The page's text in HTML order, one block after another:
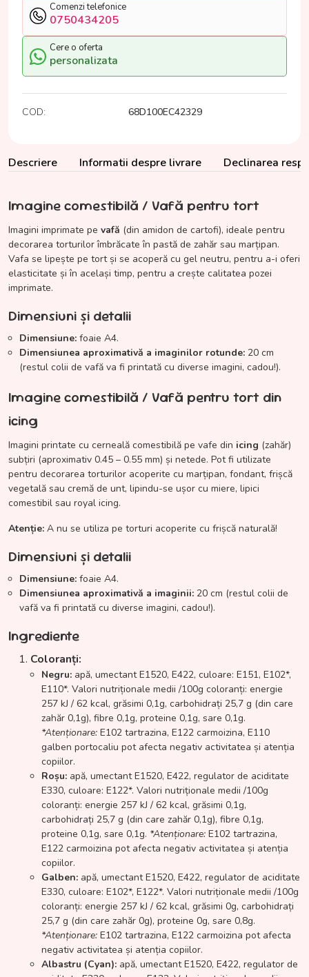
Comenzi telefonice
0750434205
Cere o oferta
personalizata
COD: 68D100EC42329
Descriere Informatii despre livrare Declinarea
Imagine comestibilă / Vafă pentru tort
Imagini imprimate pe vafă (din amidon de cartofi), ideale pentru
decorarea torturilor îmbrăcate în pastă de zahăr sau marțipan.
Vafa se lipește pe tort și se acoperă cu gel neutru, pentru a-i oferi
elasticitate și în același timp, pentru a crește calitatea pozei
imprimate.
Dimensiuni și detalii
Dimensiune: foaie A4.
Dimensiunea aproximativă a imaginilor rotunde: 20 cm
(restul colii de vafă va fi printată cu diverse imagini, cadou!).
Imagine comestibilă / Vafă pentru tort din
icing
Imagini printate cu cerneală comestibilă pe vafe din icing (zahăr)
subțiri (aproximativ 0.45 – 0.55 mm) și netede. Pot fi utilizate
pentru decorarea torturilor acoperite cu marțipan, fondant, frișcă
vegetală sau cremă de unt, lipindu-se ușor cu miere, lipici
comestibil sau royal icing.
Atenție: A nu se utiliza pe torturi acoperite cu frișcă naturală!
Dimensiuni și detalii
Dimensiune: foaie A4.
Dimensiunea aproximativă a imaginii: 20 cm (restul colii de
vafă va fi printată cu diverse imagini, cadou!).
Ingrediente
Coloranți:
Negru: apă, umectant E1520, E422, culoare: E151, E102*,
E110*. Valori nutriționale medii /100g coloranți: energie
257 kJ / 62 kcal, grăsimi 0,1g, carbohidrați 25,7 g (din care
zahăr 0,1g), fibre 0,1g, proteine 0,1g, sare 0,1g.
*Atenționare: E102 tartrazina, E122 carmoizina, E110
galben portocaliu pot afecta negativ activitatea și atenția
copiilor.
Roșu: apă, umectant E1520, E422, regulator de aciditate
E330, culoare: E122*. Valori nutriționale medii /100g
coloranți: energie 257 kJ / 62 kcal, grăsimi 0,1g,
carbohidrați 25,7 g (din care zahăr 0,1g), fibre 0,1g,
proteine 0,1g, sare 0,1g. *Atenționare: E102 tartrazina,
E122 carmoizina pot afecta negativ activitatea și atenția
copiilor.
Galben: apă, umectant E1520, E422, regulator de aciditate
E330, culoare: E102*, E122*. Valori nutriționale medii /100g
coloranți: energie 257 kJ / 62 kcal, grăsimi 0g, carbohidrați
25,7 g (din care zahăr 0g), proteine 0g, sare 0,8g.
*Atenționare: E102 tartrazina, E122 carmoizina pot afecta
negativ activitatea și atenția copiilor.
Albastru (Cyan): apă, umectant E1520, E422, regulator de